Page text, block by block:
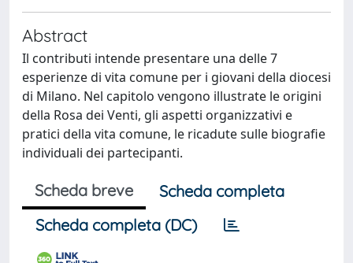
Abstract
Il contributi intende presentare una delle 7
esperienze di vita comune per i giovani della diocesi
di Milano. Nel capitolo vengono illustrate le origini
della Rosa dei Venti, gli aspetti organizzativi e
pratici della vita comune, le ricadute sulle biografie
individuali dei partecipanti.
Scheda breve
Scheda completa
Scheda completa (DC)